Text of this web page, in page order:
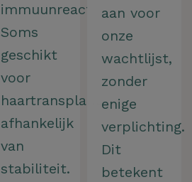
immuunreactie.
Soms
geschikt
voor
haartransplantatie,
afhankelijk
van
stabiliteit.
aan voor
onze
wachtlijst,
zonder
enige
verplichting.
Dit
betekent